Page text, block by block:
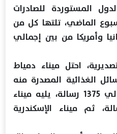
المستوردة للصادرات
الماضي، تلتها كل من
وأمريكا من بين إجمالي
احتل ميناء دمياط
الغذائية المصدرة منه
خلال الفترة الماضية بإجمالي 1375 رسالة، يليه ميناء
بـإجمالي 915 رسالة، ثم ميناء الإسكندرية